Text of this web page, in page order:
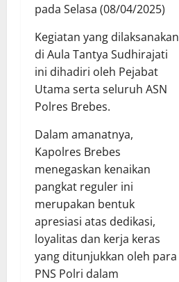
pada Selasa (08/04/2025)
Kegiatan yang dilaksanakan
di Aula Tantya Sudhirajati
ini dihadiri oleh Pejabat
Utama serta seluruh ASN
Polres Brebes.
Dalam amanatnya,
Kapolres Brebes
menegaskan kenaikan
pangkat reguler ini
merupakan bentuk
apresiasi atas dedikasi,
loyalitas dan kerja keras
yang ditunjukkan oleh para
PNS Polri dalam